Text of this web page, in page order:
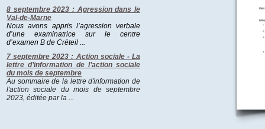
8 septembre 2023 : Agression dans le
Val-de-Marne
Nous avons appris l’agression verbale
d’une examinatrice sur le centre
d’examen B de Créteil ...
7 septembre 2023 : Action sociale - La
lettre d’information de l’action sociale
du mois de septembre
Au sommaire de la lettre d'information de
l'action sociale du mois de septembre
2023, éditée par la ...